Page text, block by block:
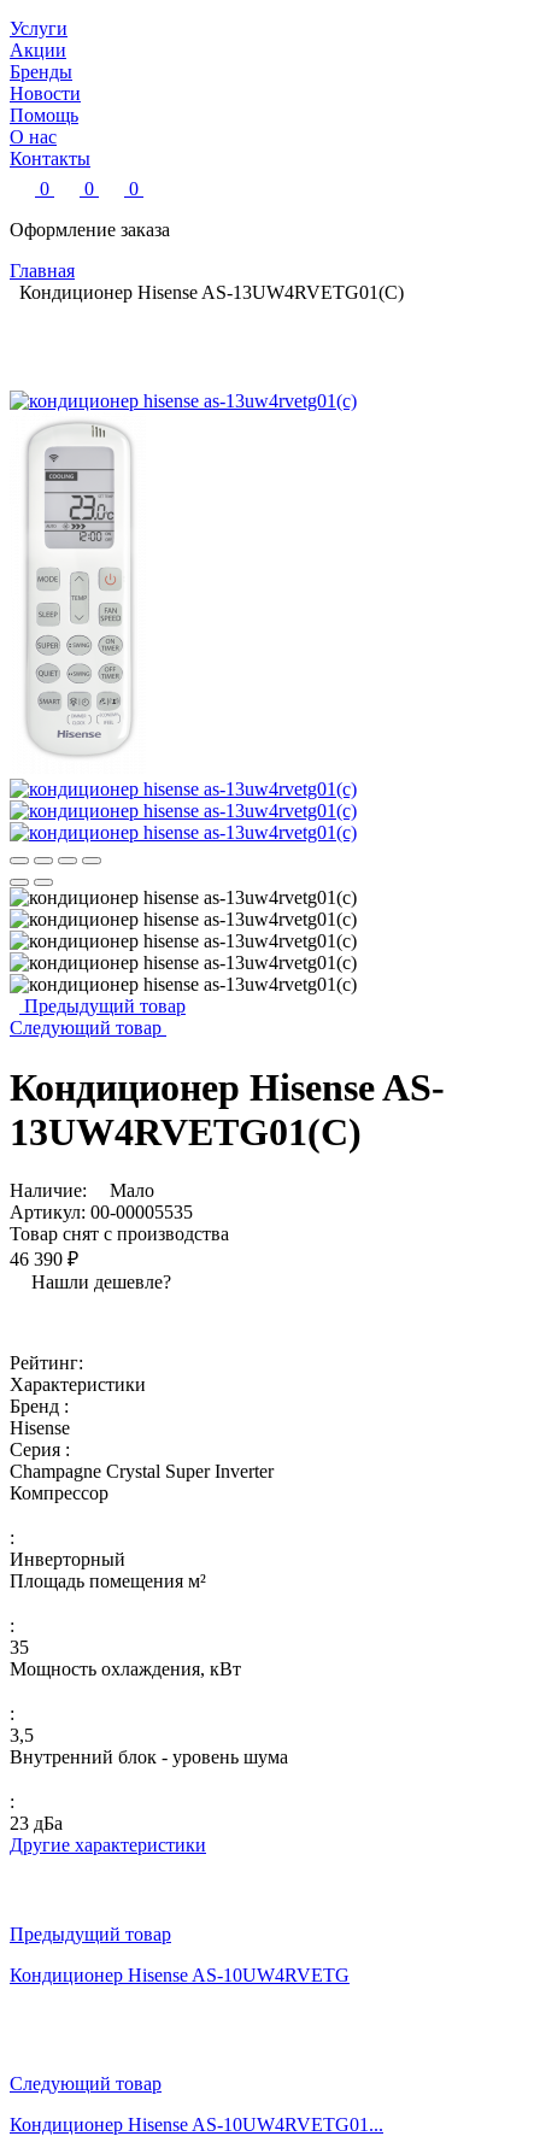
Услуги
Акции
Бренды
Новости
Помощь
О нас
Контакты
0
0
0
Оформление заказа
Главная
Кондиционер Hisense AS-13UW4RVETG01(C)
Предыдущий товар
Следующий товар
Кондиционер Hisense AS-
13UW4RVETG01(C)
Наличие:
Мало
Артикул: 00-00005535
Товар снят с производства
46 390 ₽
Нашли дешевле?
Рейтинг:
Характеристики
Бренд :
Hisense
Серия :
Champagne Crystal Super Inverter
Компрессор
:
Инверторный
Площадь помещения м²
:
35
Мощность охлаждения, кВт
:
3,5
Внутренний блок - уровень шума
:
23 дБа
Другие характеристики
Предыдущий товар
Кондиционер Hisense AS-10UW4RVETG
Следующий товар
Кондиционер Hisense AS-10UW4RVETG01...